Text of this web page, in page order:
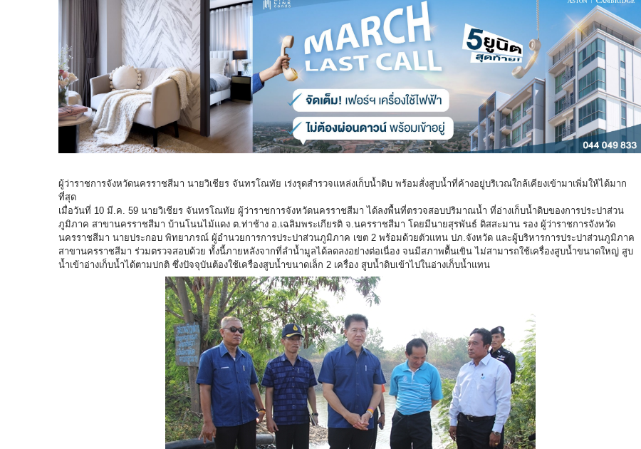
ผู้ว่าราชการจังหวัดนครราชสีมา นายวิเชียร จันทรโณทัย เร่งรุดสำรวจแหล่งเก็บน้ำดิบ พร้อมสั่งสูบน้ำที่ค้างอยู่บริเวณใกล้เคียงเข้ามาเพิ่มให้ได้มาก
ที่สุด
เมื่อวันที่ 10 มี.ค. 59 นายวิเชียร จันทรโณทัย ผู้ว่าราชการจังหวัดนครราชสีมา ได้ลงพื้นที่ตรวจสอบปริมาณน้ำ ที่อ่างเก็บน้ำดิบของการประปาส่วน
ภูมิภาค สาขานครราชสีมา บ้านโนนไม้แดง ต.ท่าช้าง อ.เฉลิมพระเกียรติ จ.นครราชสีมา โดยมีนายสุรพันธ์ ดิสสะมาน รอง ผู้ว่าราชการจังหวัด
นครราชสีมา นายประกอบ พิทยาภรณ์ ผู้อำนวยการการประปาส่วนภูมิภาค เขต 2 พร้อมด้วยตัวแทน ปภ.จังหวัด และผู้บริหารการประปาส่วนภูมิภาค
สาขานครราชสีมา ร่วมตรวจสอบด้วย ทั้งนี้ภายหลังจากที่ลำน้ำมูลได้ลดลงอย่างต่อเนื่อง จนมีสภาพตื้นเขิน ไม่สามารถใช้เครื่องสูบน้ำขนาดใหญ่ สูบ
น้ำเข้าอ่างเก็บน้ำได้ตามปกติ ซึ่งปัจจุบันต้องใช้เครื่องสูบน้ำขนาดเล็ก 2 เครื่อง สูบน้ำดิบเข้าไปในอ่างเก็บน้ำแทน